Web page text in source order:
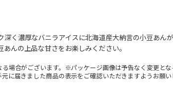
深く濃厚なバニラアイスに北海道産大納言の小豆あん
んの上品な甘さをお楽しみください。
場合がございます。※パッケージ画像は予告なく変更と
に届きました商品の表示をご確認いただきますようお願い